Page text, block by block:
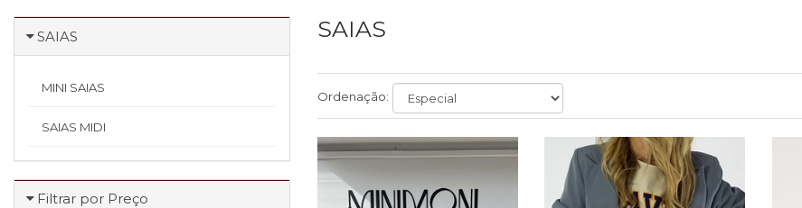
SAIAS
MINI SAIAS
SAIAS MIDI
Filtrar por Preço
SAIAS
Ordenação: